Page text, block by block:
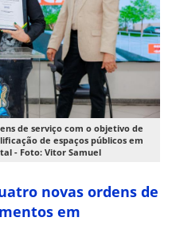
de serviço com o objetivo de
de espaços públicos em
- Foto: Vitor Samuel
novas ordens de
em